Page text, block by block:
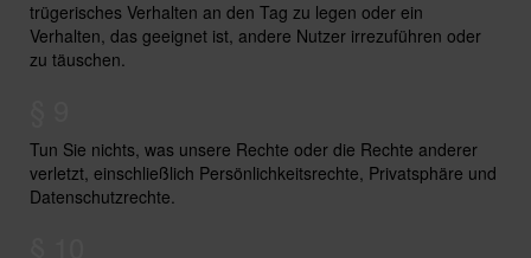
trügerisches Verhalten an den Tag zu legen oder ein
Verhalten, das geeignet ist, andere Nutzer irrezuführen oder
zu täuschen.
Tun Sie nichts, was unsere Rechte oder die Rechte anderer
verletzt, einschließlich Persönlichkeitsrechte, Privatsphäre und
Datenschutzrechte.